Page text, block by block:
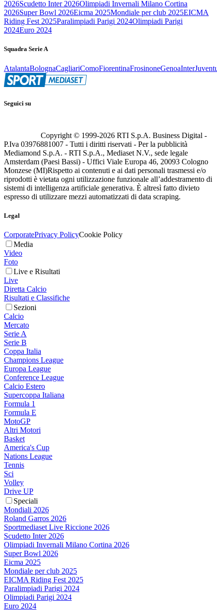
2026Scudetto Inter 2026Olimpiadi Invernali Milano Cortina
2026Super Bowl 2026Eicma 2025Mondiale per club 2025EICMA
Riding Fest 2025Paralimpiadi Parigi 2024Olimpiadi Parigi
2024Euro 2024
Squadra Serie A
AtalantaBolognaCagliariComoFiorentinaFrosinoneGenoaInter
Seguici su
Copyright © 1999-2026 RTI S.p.A. Business Digital -
P.Iva 03976881007 - Tutti i diritti riservati - Per la pubblicità
Mediamond S.p.A. - RTI S.p.A., Mediaset N.V., sede legale
Amsterdam (Paesi Bassi) - Uffici Viale Europa 46, 20093 Cologno
Monzese (MI)Rispetto ai contenuti e ai dati personali trasmessi e/o
riprodotti è vietata ogni utilizzazione funzionale all’addestramento di
sistemi di intelligenza artificiale generativa. È altresì fatto divieto
espresso di utilizzare mezzi automatizzati di data scraping.
Legal
CorporatePrivacy PolicyCookie Policy
Media
Video
Foto
Live e Risultati
Live
Diretta Calcio
Risultati e Classifiche
Sezioni
Calcio
Mercato
Serie A
Serie B
Coppa Italia
Champions League
Europa League
Conference League
Calcio Estero
Supercoppa Italiana
Formula 1
Formula E
MotoGP
Altri Motori
Basket
America's Cup
Nations League
Tennis
Sci
Volley
Drive UP
Speciali
Mondiali 2026
Roland Garros 2026
Sportmediaset Live Riccione 2026
Scudetto Inter 2026
Olimpiadi Invernali Milano Cortina 2026
Super Bowl 2026
Eicma 2025
Mondiale per club 2025
EICMA Riding Fest 2025
Paralimpiadi Parigi 2024
Olimpiadi Parigi 2024
Euro 2024